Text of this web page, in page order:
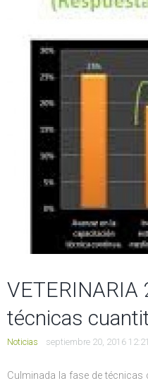
VETERINARIA
técnicas
Noticias septiembre 20, 2016
Culminada la fase de